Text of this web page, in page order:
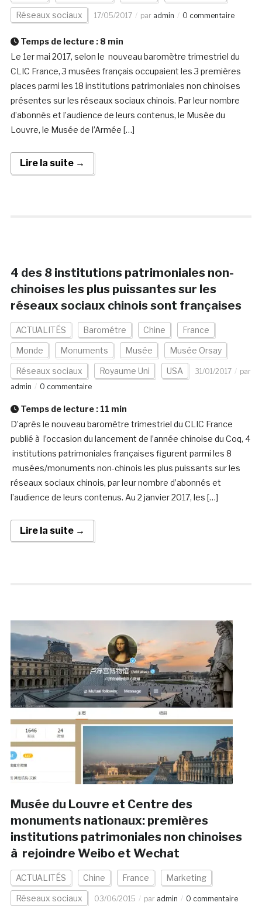
Réseaux sociaux 17/05/2017 par admin 0 commentaire
Temps de lecture : 8 min
Le 1er mai 2017, selon le nouveau baromètre trimestriel du
CLIC France, 3 musées français occupaient les 3 premières
places parmi les 18 institutions patrimoniales non chinoises
présentes sur les réseaux sociaux chinois. Par leur nombre
d’abonnés et l’audience de leurs contenus, le Musée du
Louvre, le Musée de l’Armée […]
Lire la suite →
4 des 8 institutions patrimoniales non-
chinoises les plus puissantes sur les
réseaux sociaux chinois sont françaises
ACTUALITÉS Barométre Chine France
Monde Monuments Musée Musée Orsay
Réseaux sociaux Royaume Uni USA 31/01/2017
par
admin
0 commentaire
Temps de lecture : 11 min
D’après le nouveau baromètre trimestriel du CLIC France
publié à l’occasion du lancement de l’année chinoise du Coq, 4
institutions patrimoniales françaises figurent parmi les 8
musées/monuments non-chinois les plus puissants sur les
réseaux sociaux chinois, par leur nombre d’abonnés et
l’audience de leurs contenus. Au 2 janvier 2017, les […]
Lire la suite →
Musée du Louvre et Centre des
monuments nationaux: premières
institutions patrimoniales non chinoises
à rejoindre Weibo et Wechat
ACTUALITÉS Chine France Marketing
Réseaux sociaux 03/06/2015 par admin 0 commentaire